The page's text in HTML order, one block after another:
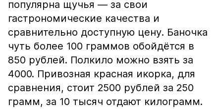
популярна щучья — за свои
гастрономические качества и
сравнительно доступную цену. Баночка
чуть более 100 граммов обойдётся в
850 рублей. Полкило можно взять за
4000. Привозная красная икорка, для
сравнения, стоит 2500 рублей за 250
грамм, за 10 тысяч отдают килограмм.